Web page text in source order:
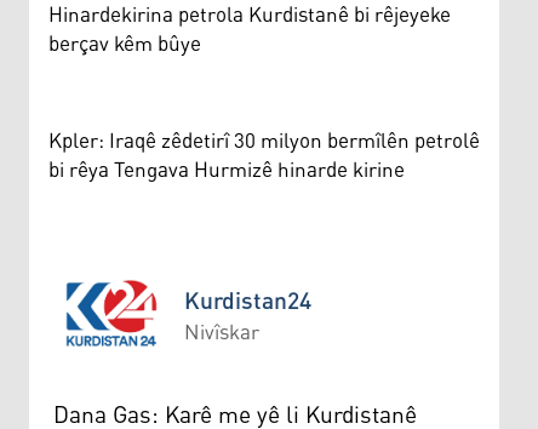
Hinardekirina petrola Kurdistanê bi rêjeyeke
berçav kêm bûye
Kpler: Iraqê zêdetirî 30 milyon bermîlên petrolê
bi rêya Tengava Hurmizê hinarde kirine
Kurdistan24
Nivîskar
Dana Gas: Karê me yê li Kurdistanê